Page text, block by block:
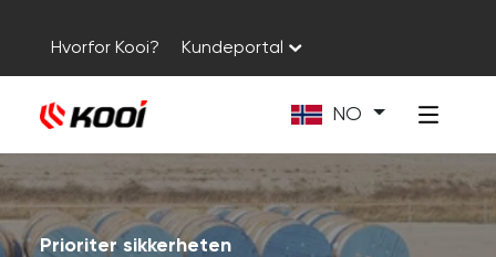
Hvorfor Kooi? Kundeportal
NO
Prioriter sikkerheten